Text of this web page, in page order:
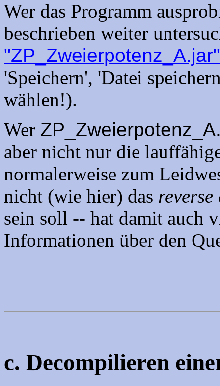
Wer das Programm
beschrieben weiter
"ZP_Zweierpotenz_A.jar"
'Speichern', 'Datei
wählen!).
Wer
aber nicht nur die
normalerweise zum
nicht (wie hier) das
sein soll -- hat damit auch
Informationen über den
c. Decompilieren